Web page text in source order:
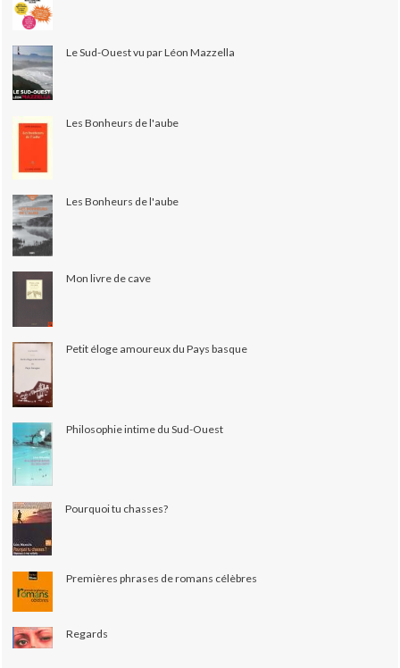
Le Sud-Ouest vu par Léon Mazzella
Les Bonheurs de l'aube
Les Bonheurs de l'aube
Mon livre de cave
Petit éloge amoureux du Pays basque
Philosophie intime du Sud-Ouest
Pourquoi tu chasses?
Premières phrases de romans célèbres
Regards